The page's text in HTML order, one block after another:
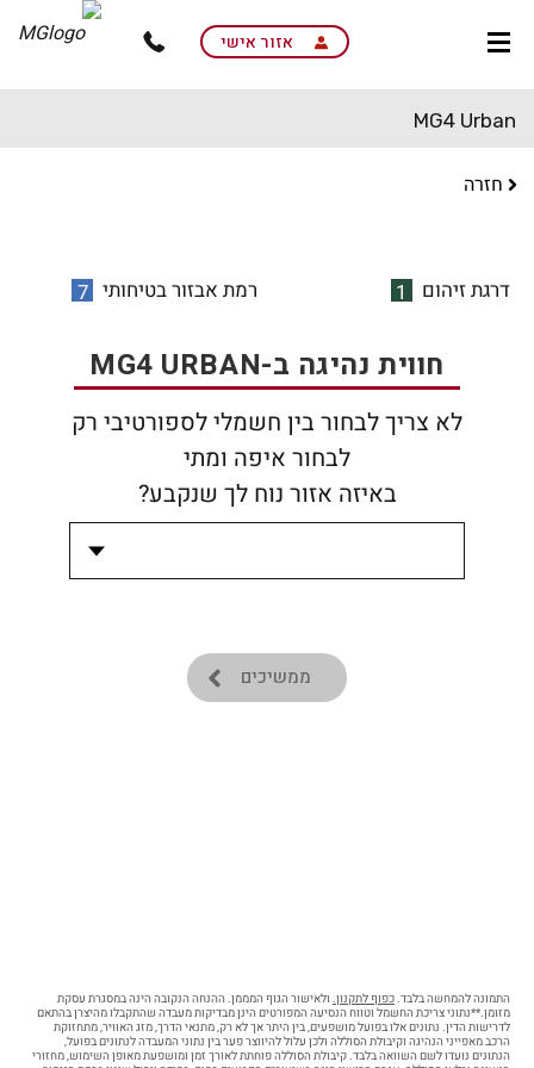
אזור אישי
MG4 Urban
חזרה
דרגת זיהום 1 רמת אבזור בטיחותי 7
חווית נהיגה ב-MG4 URBAN
לא צריך לבחור בין חשמלי לספורטיבי רק
לבחור איפה ומתי
באיזה אזור נוח לך שנקבע?
ממשיכים
התמונה להמחשה בלבד.כפוף לתקנון. ולאישור הגוף המממן. ההנחה הנקובה הינה במסגרת עסקת
מזומן.**נתוני צריכת החשמל וטווח הנסיעה המפורטים הינן מבדיקות מעבדה שהתקבלו מהיצרן בהתאם
לדרישות הדין. נתונים אלו בפועל מושפעים, בין היתר אך לא רק, מתנאי הדרך, מזג האוויר, מתחזוקת
הרכב מאפייני הנהיגה וקיבולת הסוללה ולכן עלול להיווצר פער בין נתוני המעבדה לנתונים בפועל,
הנתונים נועדו לשם השוואה בלבד. קיבולת הסוללה פוחתת לאורך זמן ומושפעת מאופן השימוש, מחזורי